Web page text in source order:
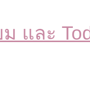
และ